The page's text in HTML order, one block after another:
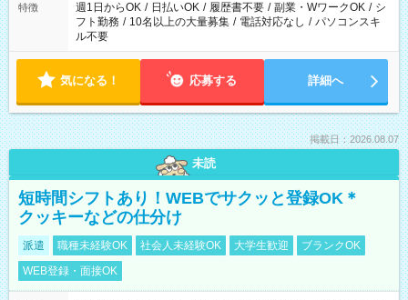
特徴 週1日からOK / 日払いOK / 履歴書不要 / 副業・WワークOK / シ
フト勤務 / 10名以上の大量募集 / 電話対応なし / パソコンスキ
ル不要
気になる！ 応募する 詳細へ
掲載日：2026.08.07
未読
短時間シフトあり！WEBでサクッと登録OK＊
クッキーなどの仕分け
派遣 職種未経験OK 社会人未経験OK 大学生歓迎
ブランクOK
WEB登録・面接OK